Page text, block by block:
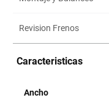
Revision Frenos
Caracteristicas
Ancho